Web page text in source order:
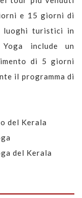
e 15 giorni di
luoghi turistici in
include un
di 5 giorni
il programma di
del Kerala
del Kerala